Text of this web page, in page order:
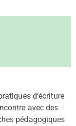
d’écriture
avec des
pédagogiques